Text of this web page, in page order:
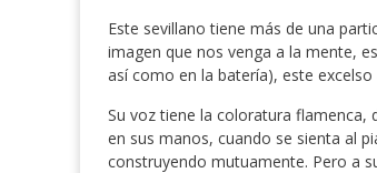
Este sevillano tiene más de una
imagen que nos venga a la mente,
así como en la batería), este
Su voz tiene la coloratura
en sus manos, cuando se sienta al
construyendo mutuamente. Pero a